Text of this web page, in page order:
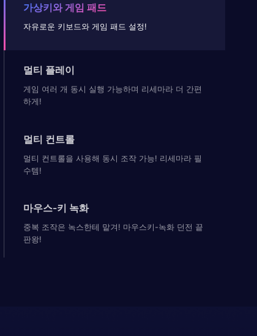
가상키와 게임 패드
자유로운 키보드와 게임 패드 설정!
멀티 플레이
게임 여러 개 동시 실행 가능하며 리세마라 더 간편
하게!
멀티 컨트롤
멀티 컨트롤을 사용해 동시 조작 가능! 리세마라 필
수템!
마우스-키 녹화
중복 조작은 녹스한테 맡겨! 마우스키-녹화 던전 끝
판왕!